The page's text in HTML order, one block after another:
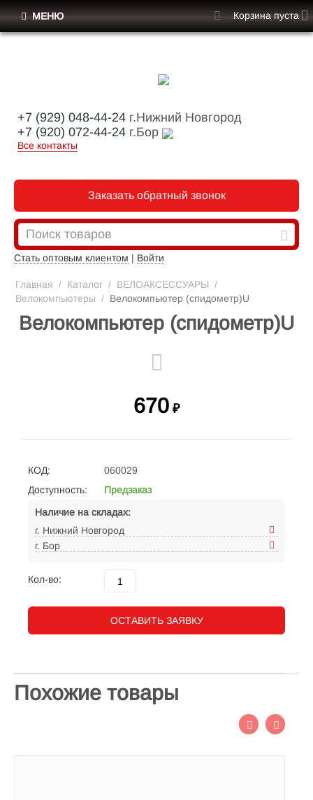
+7 (929) 048-44-24 г.Нижний Новгород
+7 (920) 072-44-24 г.Бор
Все контакты
Заказать обратный звонок
Стать оптовым клиентом | Войти
МЕНЮ Корзина пуста
Главная / Каталог / ВЕЛОАКСЕССУАРЫ /
Велокомпьютеры / Велокомпьютер (спидометр)U
Велокомпьютер (спидометр)U
670 ₽
КОД:
060029
Доступность:
Предзаказ
Наличие на складах:
г. Нижний Новгород
г. Бор
Кол-во:
ОСТАВИТЬ ЗАЯВКУ
Похожие товары